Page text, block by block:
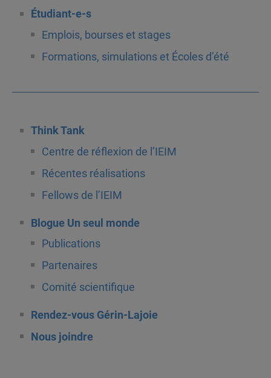
Étudiant-e-s
Emplois, bourses et stages
Formations, simulations et Écoles d’été
Think Tank
Centre de réflexion de l’IEIM
Récentes réalisations
Fellows de l’IEIM
Blogue Un seul monde
Publications
Partenaires
Comité scientifique
Rendez-vous Gérin-Lajoie
Nous joindre